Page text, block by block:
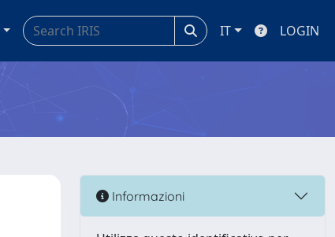
IT LOGIN
Informazioni